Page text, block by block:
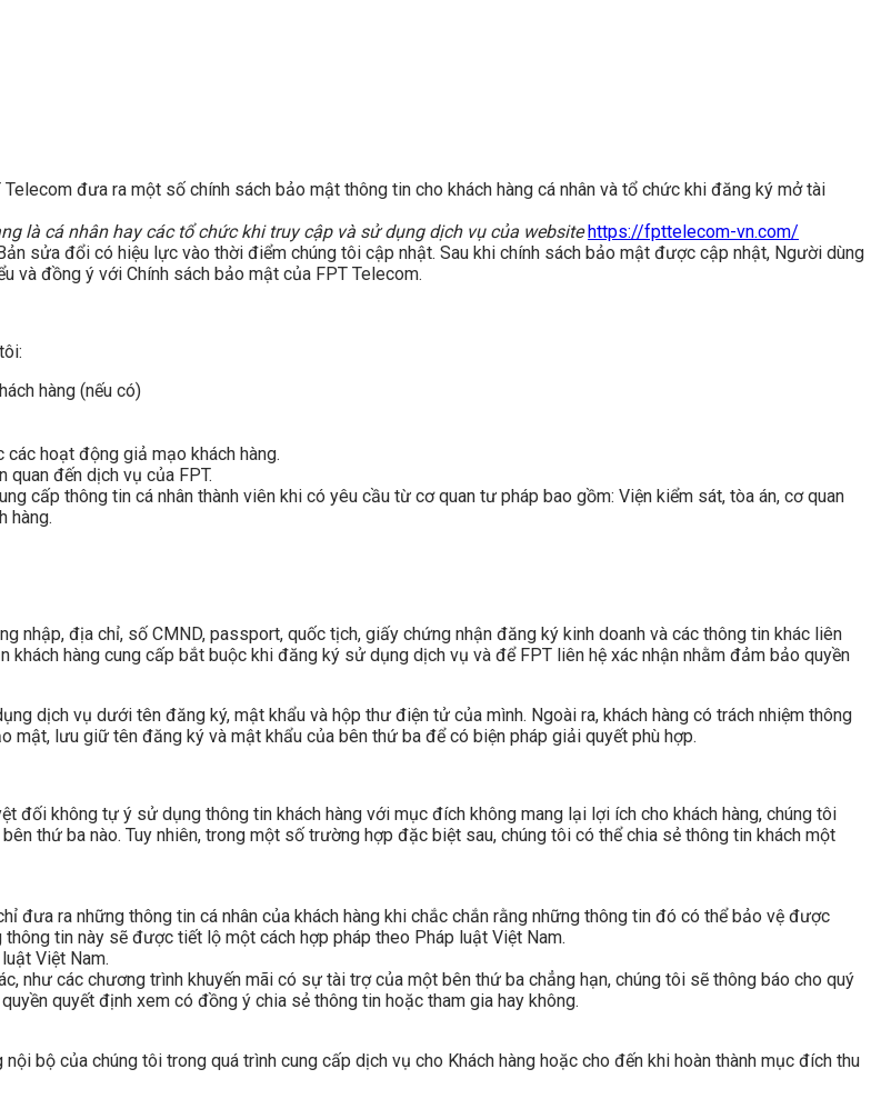
đưa ra một số chính sách bảo mật thông tin cho khách hàng cá nhân và tổ chức khi đăng ký mở tài
là cá nhân hay các tổ chức khi truy cập và sử dụng dịch vụ của website https://fpttelecom-vn.com/
sửa đổi có hiệu lực vào thời điểm chúng tôi cập nhật. Sau khi chính sách bảo mật được cập nhật, Người dùng
và đồng ý với Chính sách bảo mật của FPT Telecom.
hàng (nếu có)
các hoạt động giả mạo khách hàng.
đến dịch vụ của FPT.
cấp thông tin cá nhân thành viên khi có yêu cầu từ cơ quan tư pháp bao gồm: Viện kiểm sát, tòa án, cơ quan
hàng.
nhập, địa chỉ, số CMND, passport, quốc tịch, giấy chứng nhận đăng ký kinh doanh và các thông tin khác liên
hàng cung cấp bắt buộc khi đăng ký sử dụng dịch vụ và để FPT liên hệ xác nhận nhằm đảm bảo quyền
dịch vụ dưới tên đăng ký, mật khẩu và hộp thư điện tử của mình. Ngoài ra, khách hàng có trách nhiệm thông
lưu giữ tên đăng ký và mật khẩu của bên thứ ba để có biện pháp giải quyết phù hợp.
đối không tự ý sử dụng thông tin khách hàng với mục đích không mang lại lợi ích cho khách hàng, chúng tôi
thứ ba nào. Tuy nhiên, trong một số trường hợp đặc biệt sau, chúng tôi có thể chia sẻ thông tin khách một
đưa ra những thông tin cá nhân của khách hàng khi chắc chắn rằng những thông tin đó có thể bảo vệ được
tin này sẽ được tiết lộ một cách hợp pháp theo Pháp luật Việt Nam.
Việt Nam.
như các chương trình khuyến mãi có sự tài trợ của một bên thứ ba chẳng hạn, chúng tôi sẽ thông báo cho quý
quyết định xem có đồng ý chia sẻ thông tin hoặc tham gia hay không.
bộ của chúng tôi trong quá trình cung cấp dịch vụ cho Khách hàng hoặc cho đến khi hoàn thành mục đích thu